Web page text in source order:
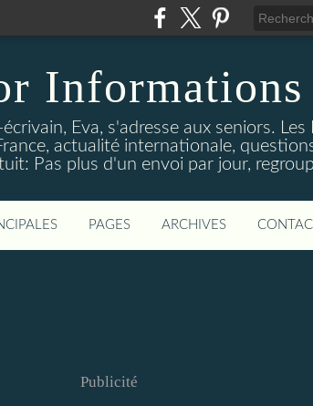
Informations
Eva, s'adresse aux seniors.
actualité internationale,
Pas plus d'un envoi par jour,
PAGES ARCHIVES
Publicité